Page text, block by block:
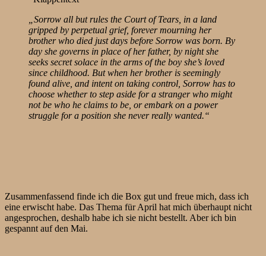
„Sorrow all but rules the Court of Tears, in a land
gripped by perpetual grief, forever mourning her
brother who died just days before Sorrow was born. By
day she governs in place of her father, by night she
seeks secret solace in the arms of the boy she’s loved
since childhood. But when her brother is seemingly
found alive, and intent on taking control, Sorrow has to
choose whether to step aside for a stranger who might
not be who he claims to be, or embark on a power
struggle for a position she never really wanted.“
Zusammenfassend finde ich die Box gut und freue mich, dass ich
eine erwischt habe. Das Thema für April hat mich überhaupt nicht
angesprochen, deshalb habe ich sie nicht bestellt. Aber ich bin
gespannt auf den Mai.